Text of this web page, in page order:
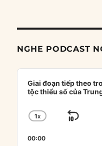
NGHE PODCAST
Audio
Player
Giai đoạn tiếp theo
tộc thiểu số của
CHANGE
RATE
1X
SKIP
00:00